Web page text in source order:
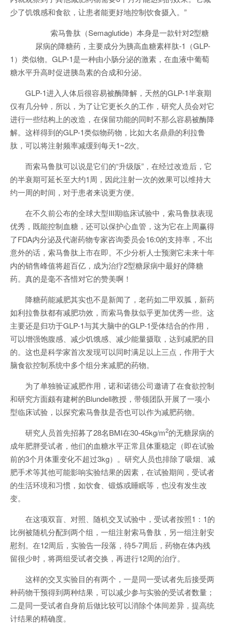
少了饥饿感和食欲，让患者能更好地控制饮食摄入。”
索马鲁肽（Semaglutide）本身是一款针对2型糖
尿病的降糖药，主要成分为胰高血糖素样肽-1（GLP-
1）类似物。GLP-1是一种由小肠分泌的激素，在血液中葡萄
糖水平升高时促进胰岛素的合成和分泌。
GLP-1进入人体后很容易被酶降解，天然的GLP-1半衰期
仅有几分钟，所以，为了让它更长久的工作，研究人员会对它
进行一些结构上的改造，在保留功能的同时不那么容易被酶降
解。这样得到的GLP-1类似物药物，比如大名鼎鼎的利拉鲁
肽，可以将注射频率减缓到每天1~2次。
而索马鲁肽可以说是它们的“升级版”，在经过改造后，它
的半衰期可延长至大约1周，因此注射一次的效果可以维持大
约一周的时间，对于患者来说更方便。
在不久前公布的全球大型III期临床试验中，索马鲁肽表现
优秀，既能控制血糖，还可以保护心血管，这为它在上周赢得
了FDA内分泌及代谢药物专家咨询委员会16:0的支持率，不出
意外的话，索马鲁肽上市在即。不少分析人士预测它未来十年
内的销售峰值将超百亿，成为治疗2型糖尿病中最好的降糖
药。真的是毫不吝惜对它的赞美啊！
降糖药能减肥其实也不是新闻了，老药如二甲双胍，新药
如利拉鲁肽都有减肥功效，而索马鲁肽似乎更加优秀一些。这
主要还是归功于GLP-1与其大脑中的GLP-1受体结合的作用，
可以增强饱腹感、减少饥饿感、减少能量摄取，达到减肥的目
的。这也是科学家首次发现可以同时满足以上三点，作用于大
脑食欲控制系统中多个组分来减肥的药物。
为了单独验证减肥作用，诺和诺德公司邀请了在食欲控制
和研究方面颇有建树的Blundell教授，带领团队开展了一项小
型临床试验，以探究索马鲁肽是否也可以作为减肥药物。
研究人员首先招募了28名BMI在30-45kg/m2的无糖尿病的
成年肥胖受试者，他们的血糖水平正常且体重稳定（即在试验
前的3个月体重变化不超过3kg）。研究人员也排除了吸烟、减
肥手术等其他可能影响实验结果的因素，在试验期间，受试者
的生活环境和习惯，如饮食、锻炼或睡眠等，也没有发生改
变。
在这项双盲、对照、随机交叉试验中，受试者按照1：1的
比例被随机分配到两个组，一组注射索马鲁肽，另一组注射安
慰剂。在12周后，实验告一段落，待5-7周后，药物在体内残
留很少时，将两组受试者交换，再进行12周的治疗。
这样的交叉实验目的有两个，一是同一受试者先后接受两
种药物干预得到两种结果，可以减少参与实验的受试者数量；
二是同一受试者自身前后做比较可以消除个体间差异，提高统
计结果的精确度。